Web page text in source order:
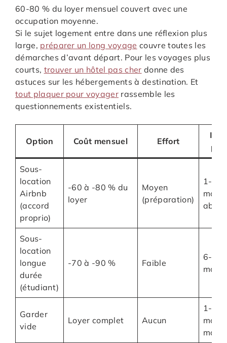
60-80 % du loyer mensuel couvert avec une
occupation moyenne.
Si le sujet logement entre dans une réflexion plus
large, préparer un long voyage couvre toutes les
démarches d’avant départ. Pour les voyages plus
courts, trouver un hôtel pas cher donne des
astuces sur les hébergements à destination. Et
tout plaquer pour voyager rassemble les
questionnements existentiels.
Option Coût mensuel Effort
Sous-
location
Airbnb
(accord
proprio)
-60 à -80 % du
loyer
Moyen
(préparation)
1-6
mois
Sous-
location
longue
durée
(étudiant)
-70 à -90 % Faible
6-12
mois
Garder
vide
Loyer complet Aucun
1-3
mois
max